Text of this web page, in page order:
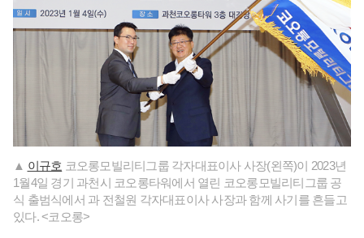
▲ 이규호 코오롱모빌리티그룹 각자대표이사 사장(왼쪽)이 2023년
1월4일 경기 과천시 코오롱타워에서 열린 코오롱모빌리티그룹 공
식 출범식에서 과 전철원 각자대표이사 사장과 함께 사기를 흔들고
있다. <코오롱>